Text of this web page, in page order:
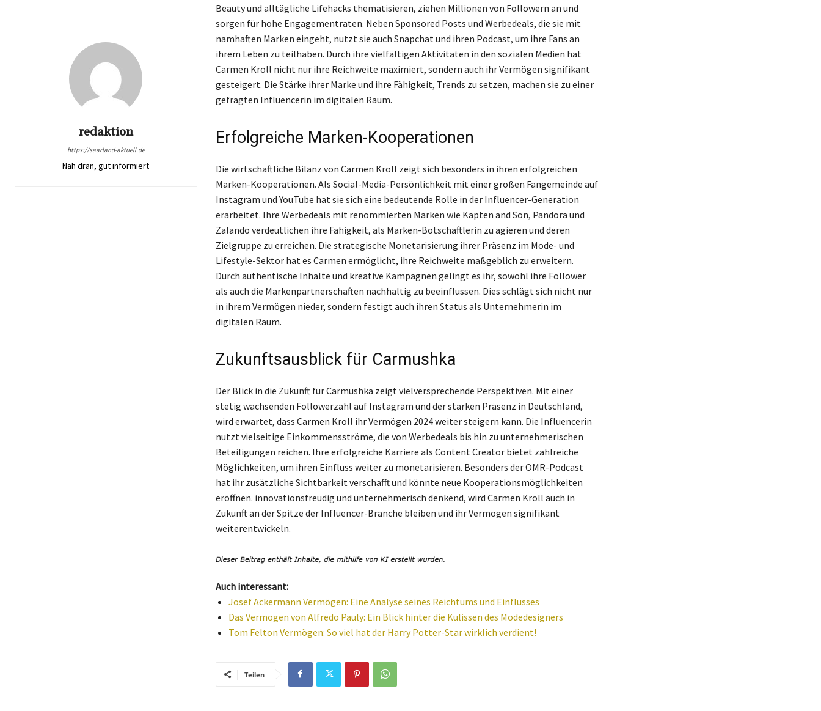
redaktion
https://saarland-aktuell.de
Nah dran, gut informiert
Beauty und alltägliche Lifehacks thematisieren, ziehen Millionen von Followern an und
sorgen für hohe Engagementraten. Neben Sponsored Posts und Werbedeals, die sie mit
namhaften Marken eingeht, nutzt sie auch Snapchat und ihren Podcast, um ihre Fans an
ihrem Leben zu teilhaben. Durch ihre vielfältigen Aktivitäten in den sozialen Medien hat
Carmen Kroll nicht nur ihre Reichweite maximiert, sondern auch ihr Vermögen signifikant
gesteigert. Die Stärke ihrer Marke und ihre Fähigkeit, Trends zu setzen, machen sie zu einer
gefragten Influencerin im digitalen Raum.
Erfolgreiche Marken-Kooperationen
Die wirtschaftliche Bilanz von Carmen Kroll zeigt sich besonders in ihren erfolgreichen
Marken-Kooperationen. Als Social-Media-Persönlichkeit mit einer großen Fangemeinde auf
Instagram und YouTube hat sie sich eine bedeutende Rolle in der Influencer-Generation
erarbeitet. Ihre Werbedeals mit renommierten Marken wie Kapten and Son, Pandora und
Zalando verdeutlichen ihre Fähigkeit, als Marken-Botschaftlerin zu agieren und deren
Zielgruppe zu erreichen. Die strategische Monetarisierung ihrer Präsenz im Mode- und
Lifestyle-Sektor hat es Carmen ermöglicht, ihre Reichweite maßgeblich zu erweitern.
Durch authentische Inhalte und kreative Kampagnen gelingt es ihr, sowohl ihre Follower
als auch die Markenpartnerschaften nachhaltig zu beeinflussen. Dies schlägt sich nicht nur
in ihrem Vermögen nieder, sondern festigt auch ihren Status als Unternehmerin im
digitalen Raum.
Zukunftsausblick für Carmushka
Der Blick in die Zukunft für Carmushka zeigt vielversprechende Perspektiven. Mit einer
stetig wachsenden Followerzahl auf Instagram und der starken Präsenz in Deutschland,
wird erwartet, dass Carmen Kroll ihr Vermögen 2024 weiter steigern kann. Die Influencerin
nutzt vielseitige Einkommensströme, die von Werbedeals bis hin zu unternehmerischen
Beteiligungen reichen. Ihre erfolgreiche Karriere als Content Creator bietet zahlreiche
Möglichkeiten, um ihren Einfluss weiter zu monetarisieren. Besonders der OMR-Podcast
hat ihr zusätzliche Sichtbarkeit verschafft und könnte neue Kooperationsmöglichkeiten
eröffnen. innovationsfreudig und unternehmerisch denkend, wird Carmen Kroll auch in
Zukunft an der Spitze der Influencer-Branche bleiben und ihr Vermögen signifikant
weiterentwickeln.
Auch interessant:
Josef Ackermann Vermögen: Eine Analyse seines Reichtums und Einflusses
Das Vermögen von Alfredo Pauly: Ein Blick hinter die Kulissen des Modedesigners
Tom Felton Vermögen: So viel hat der Harry Potter-Star wirklich verdient!
Teilen